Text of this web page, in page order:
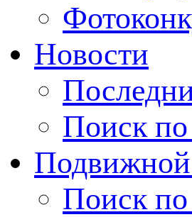
Новости
Поиск
Подвижной
Поиск